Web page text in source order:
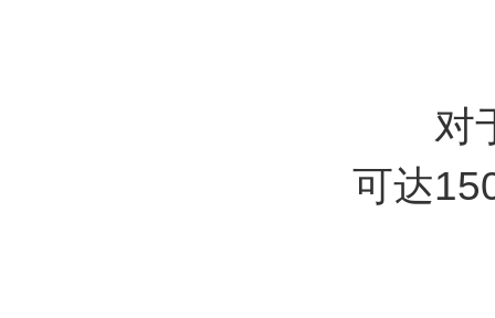
对于
可达